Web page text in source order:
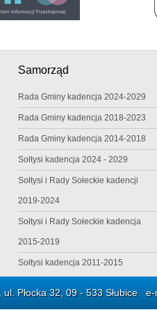
Samorząd
Rada Gminy kadencja 2024-2029
Rada Gminy kadencja 2018-2023
Rada Gminy kadencja 2014-2018
Sołtysi kadencja 2024 - 2029
Sołtysi i Rady Sołeckie kadencji
2019-2024
Sołtysi i Rady Sołeckie kadencja
2015-2019
Sołtysi kadencja 2011-2015
ul. Płocka 32, 09 - 533 Słubice